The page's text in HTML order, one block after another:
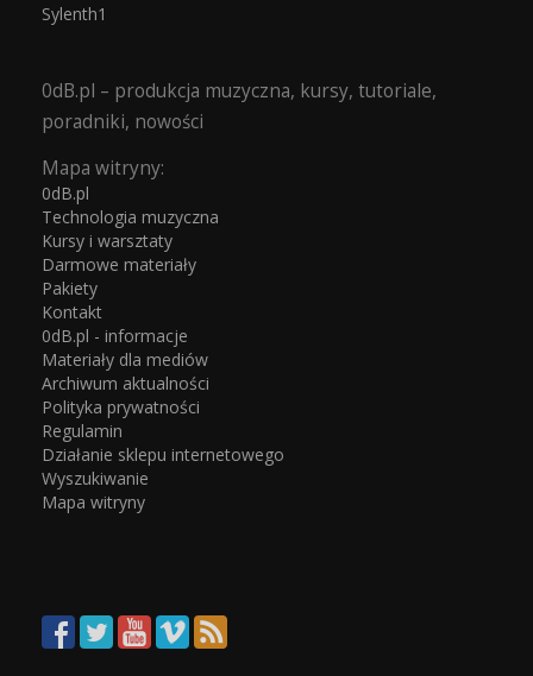
Sylenth1
0dB.pl – produkcja muzyczna, kursy, tutoriale,
poradniki, nowości
Mapa witryny:
0dB.pl
Technologia muzyczna
Kursy i warsztaty
Darmowe materiały
Pakiety
Kontakt
0dB.pl - informacje
Materiały dla mediów
Archiwum aktualności
Polityka prywatności
Regulamin
Działanie sklepu internetowego
Wyszukiwanie
Mapa witryny